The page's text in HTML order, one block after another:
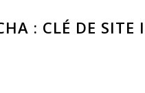
: CLÉ DE SITE